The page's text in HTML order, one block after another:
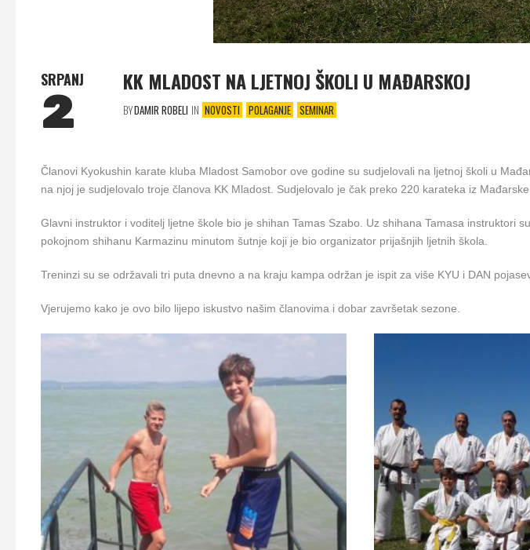
SRPANJ
2
KK MLADOST NA LJETNOJ ŠKOLI U MAĐARSKOJ
BYDAMIR ROBELI IN NOVOSTI POLAGANJE SEMINAR
Članovi Kyokushin karate kluba Mladost Samobor ove godine su sudjelovali na ljetnoj školi u
na njoj je sudjelovalo troje članova KK Mladost. Sudjelovalo je čak preko 220 karateka iz
Glavni instruktor i voditelj ljetne škole bio je shihan Tamas Szabo. Uz shihana Tamasa
pokojnom shihanu Karmazinu minutom šutnje koji je bio organizator prijašnjih ljetnih škola.
Treninzi su se održavali tri puta dnevno a na kraju kampa održan je ispit za više KYU i DAN
Vjerujemo kako je ovo bilo lijepo iskustvo našim članovima i dobar završetak sezone.